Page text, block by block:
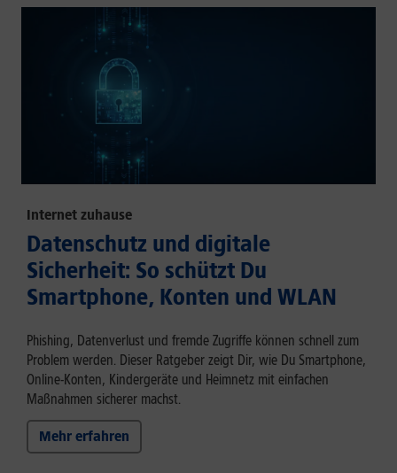
Internet zuhause
Datenschutz und digitale
Sicherheit: So schützt Du
Smartphone, Konten und WLAN
Phishing, Datenverlust und fremde Zugriffe können schnell zum
Problem werden. Dieser Ratgeber zeigt Dir, wie Du Smartphone,
Online-Konten, Kindergeräte und Heimnetz mit einfachen
Maßnahmen sicherer machst.
Mehr erfahren